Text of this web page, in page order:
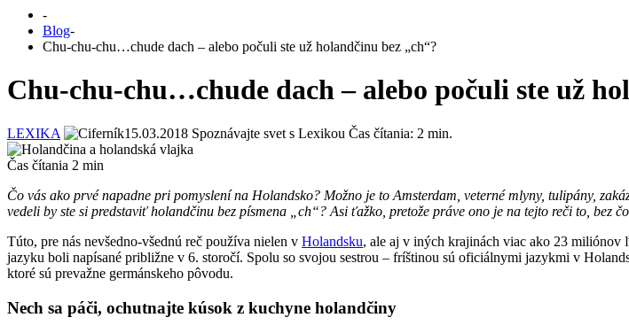
-
Blog-
Chu-chu-chu…chude dach – alebo počuli ste už holandčinu bez „ch“?
Chu-chu-chu…chude dach – alebo počuli ste už
LEXIKA 15.03.2018 Spoznávajte svet s Lexikou Čas čítania: 2 min.
Čas čítania 2 min
Čo vás ako prvé napadne pri pomyslení na Holandsko? Možno je to Amsterdam, veterné mlyny, tulipány,
vedeli by ste si predstaviť holandčinu bez písmena „ch“? Asi ťažko, pretože práve ono je na tejto reči to, bez
Túto, pre nás nevšedno-všednú reč používa nielen v Holandsku, ale aj v iných krajinách viac ako 23 miliónov
jazyku boli napísané približne v 6. storočí. Spolu so svojou sestrou – fríštinou sú oficiálnymi jazykmi v
ktoré sú prevažne germánskeho pôvodu.
Nech sa páči, ochutnajte kúsok z kuchyne holandčiny